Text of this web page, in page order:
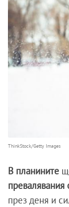
ThinkStock/Getty Images
В планините
превалявания
през деня и